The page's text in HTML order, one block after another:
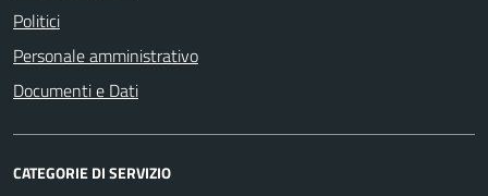
Politici
Personale amministrativo
Documenti e Dati
CATEGORIE DI SERVIZIO